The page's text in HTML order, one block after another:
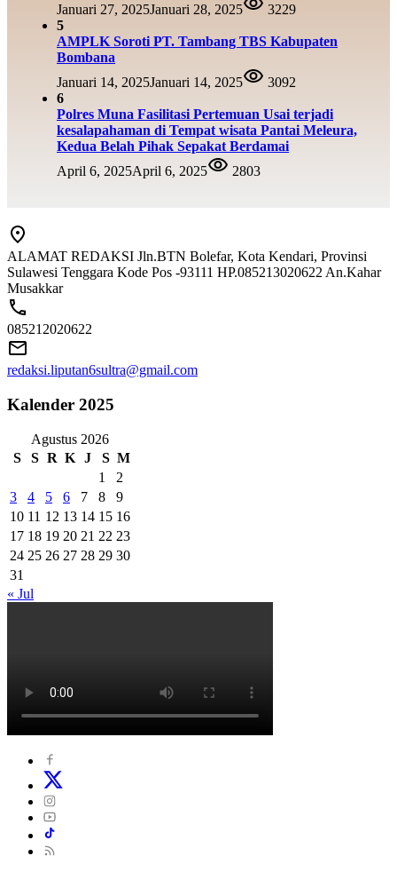
Januari 27, 2025Januari 28, 2025
3229
5
AMPLK Soroti PT. Tambang TBS Kabupaten
Bombana
Januari 14, 2025Januari 14, 2025
3092
6
Polres Muna Fasilitasi Pertemuan Usai terjadi
kesalapahaman di Tempat wisata Pantai Meleura,
Kedua Belah Pihak Sepakat Berdamai
April 6, 2025April 6, 2025 2803
ALAMAT REDAKSI Jln.BTN Bolefar, Kota Kendari, Provinsi
Sulawesi Tenggara Kode Pos -93111 HP.085213020622 An.Kahar
Musakkar
085212020622
redaksi.liputan6sultra@gmail.com
Kalender 2025
Agustus 2026
S
S R K J S M
1
2
3
4 5 6 7 8
9
10 11 12 13 14 15 16
17 18 19 20 21 22 23
24 25 26 27 28 29 30
31
« Jul